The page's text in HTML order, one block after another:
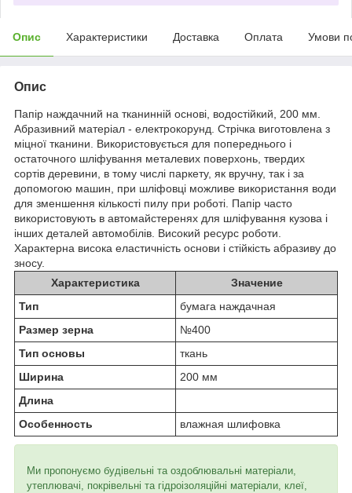
Опис Характеристики Доставка Оплата Умови
Опис
Папір наждачний на тканинній основі, водостійкий, 200 мм.
Абразивний матеріал - електрокорунд. Стрічка виготовлена з
міцної тканини. Використовується для попереднього і
остаточного шліфування металевих поверхонь, твердих
сортів деревини, в тому числі паркету, як вручну, так і за
допомогою машин, при шліфовці можливе використання води
для зменшення кількості пилу при роботі. Папір часто
використовують в автомайстеренях для шліфування кузова і
інших деталей автомобілів. Високий ресурс роботи.
Характерна висока еластичність основи і стійкість абразиву до
зносу.
Характеристика
Значение
Тип
бумага наждачная
Размер зерна
№400
Тип основы
ткань
Ширина
200 мм
Длина
Особенность
влажная шлифовка
Ми пропонуємо будівельні та оздоблювальні матеріали,
утеплювачі, покрівельні та гідроізоляційні матеріали, клеї,